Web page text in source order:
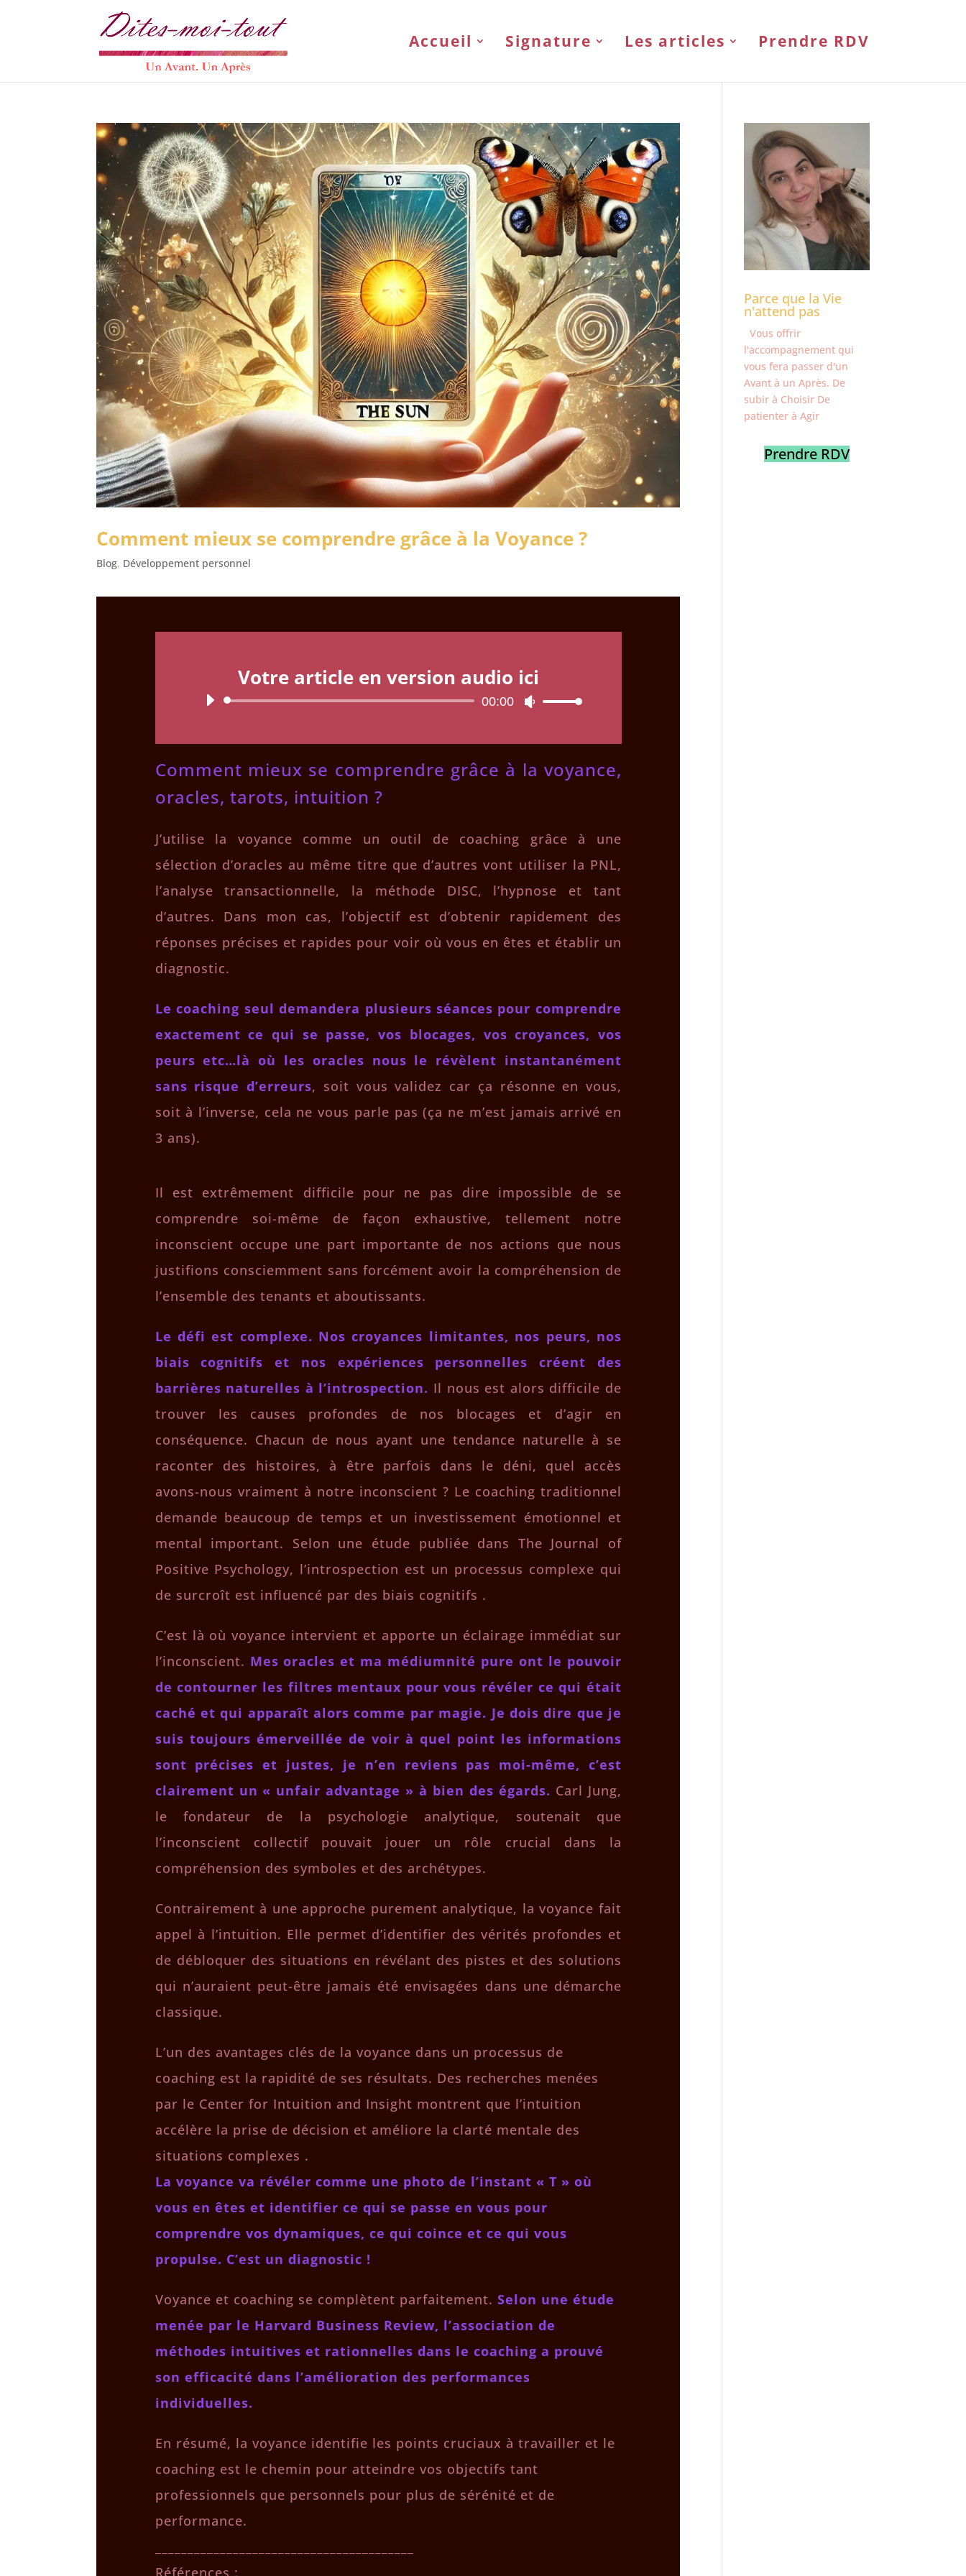
Accueil Signature Les articles Prendre RDV
Comment mieux se comprendre grâce à la Voyance ?
Blog, Développement personnel
Votre article en version audio ici
Lecteur
00:00
Utilisez
pour
augmenter
Comment mieux se comprendre grâce à la voyance,
oracles, tarots, intuition ?
J’utilise la voyance comme un outil de coaching grâce à une
sélection d’oracles au même titre que d’autres vont utiliser la PNL,
l’analyse transactionnelle, la méthode DISC, l’hypnose et tant
d’autres. Dans mon cas, l’objectif est d’obtenir rapidement des
réponses précises et rapides pour voir où vous en êtes et établir un
diagnostic.
Le coaching seul demandera plusieurs séances pour comprendre
exactement ce qui se passe, vos blocages, vos croyances, vos
peurs etc…là où les oracles nous le révèlent instantanément
sans risque d’erreurs, soit vous validez car ça résonne en vous,
soit à l’inverse, cela ne vous parle pas (ça ne m’est jamais arrivé en
3 ans).
Il est extrêmement difficile pour ne pas dire impossible de se
comprendre soi-même de façon exhaustive, tellement notre
inconscient occupe une part importante de nos actions que nous
justifions consciemment sans forcément avoir la compréhension de
l’ensemble des tenants et aboutissants.
Le défi est complexe. Nos croyances limitantes, nos peurs, nos
biais cognitifs et nos expériences personnelles créent des
barrières naturelles à l’introspection. Il nous est alors difficile de
trouver les causes profondes de nos blocages et d’agir en
conséquence. Chacun de nous ayant une tendance naturelle à se
raconter des histoires, à être parfois dans le déni, quel accès
avons-nous vraiment à notre inconscient ? Le coaching traditionnel
demande beaucoup de temps et un investissement émotionnel et
mental important. Selon une étude publiée dans The Journal of
Positive Psychology, l’introspection est un processus complexe qui
de surcroît est influencé par des biais cognitifs .
C’est là où voyance intervient et apporte un éclairage immédiat sur
l’inconscient. Mes oracles et ma médiumnité pure ont le pouvoir
de contourner les filtres mentaux pour vous révéler ce qui était
caché et qui apparaît alors comme par magie. Je dois dire que je
suis toujours émerveillée de voir à quel point les informations
sont précises et justes, je n’en reviens pas moi-même, c’est
clairement un « unfair advantage » à bien des égards. Carl Jung,
le fondateur de la psychologie analytique, soutenait que
l’inconscient collectif pouvait jouer un rôle crucial dans la
compréhension des symboles et des archétypes.
Contrairement à une approche purement analytique, la voyance fait
appel à l’intuition. Elle permet d’identifier des vérités profondes et
de débloquer des situations en révélant des pistes et des solutions
qui n’auraient peut-être jamais été envisagées dans une démarche
classique.
L’un des avantages clés de la voyance dans un processus de
coaching est la rapidité de ses résultats. Des recherches menées
par le Center for Intuition and Insight montrent que l’intuition
accélère la prise de décision et améliore la clarté mentale des
situations complexes .
La voyance va révéler comme une photo de l’instant « T » où
vous en êtes et identifier ce qui se passe en vous pour
comprendre vos dynamiques, ce qui coince et ce qui vous
propulse. C’est un diagnostic !
Voyance et coaching se complètent parfaitement. Selon une étude
menée par le Harvard Business Review, l’association de
méthodes intuitives et rationnelles dans le coaching a prouvé
son efficacité dans l’amélioration des performances
individuelles.
En résumé, la voyance identifie les points cruciaux à travailler et le
coaching est le chemin pour atteindre vos objectifs tant
professionnels que personnels pour plus de sérénité et de
performance.
Références :
Parce que la Vie
n'attend pas
Vous offrir
l'accompagnement qui
vous fera passer d'un
Avant à un Après. De
subir à Choisir De
patienter à Agir
Prendre RDV